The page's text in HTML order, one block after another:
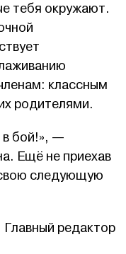
тебя окружают.
классным
родителями.
в бой!», —
Ещё не приехав
следующую
Главный редактор